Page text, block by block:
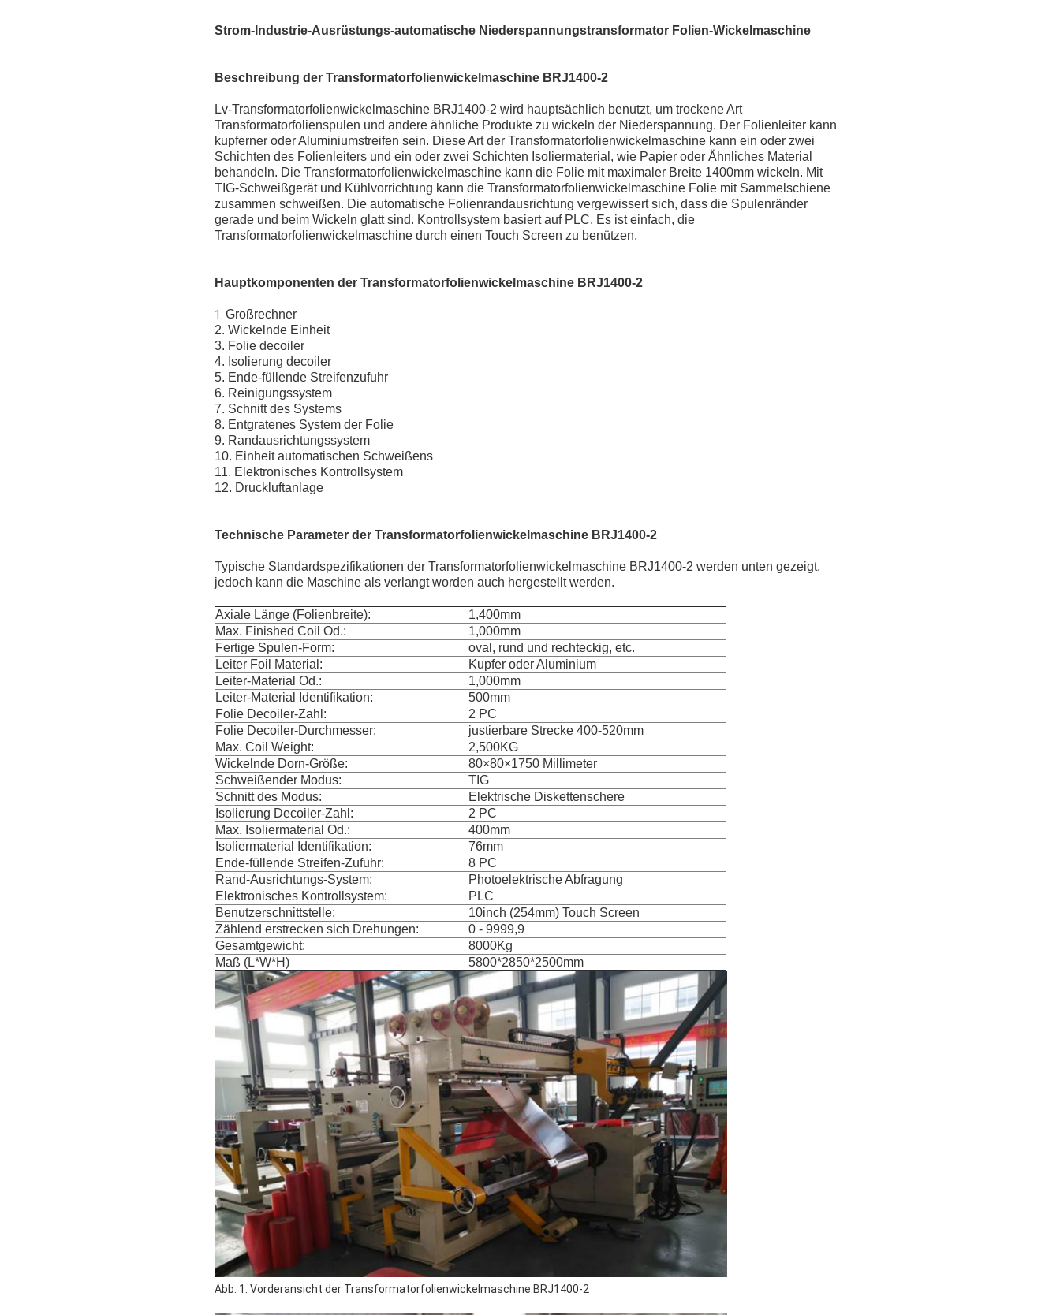
Strom-Industrie-Ausrüstungs-automatische Niederspannungstransformator Folien-Wickelmaschine
Beschreibung der Transformatorfolienwickelmaschine BRJ1400-2
Lv-Transformatorfolienwickelmaschine BRJ1400-2 wird hauptsächlich benutzt, um trockene Art
Transformatorfolienspulen und andere ähnliche Produkte zu wickeln der Niederspannung. Der Folienleiter kann
kupferner oder Aluminiumstreifen sein. Diese Art der Transformatorfolienwickelmaschine kann ein oder zwei
Schichten des Folienleiters und ein oder zwei Schichten Isoliermaterial, wie Papier oder Ähnliches Material
behandeln. Die Transformatorfolienwickelmaschine kann die Folie mit maximaler Breite 1400mm wickeln. Mit
TIG-Schweißgerät und Kühlvorrichtung kann die Transformatorfolienwickelmaschine Folie mit Sammelschiene
zusammen schweißen. Die automatische Folienrandausrichtung vergewissert sich, dass die Spulenränder
gerade und beim Wickeln glatt sind. Kontrollsystem basiert auf PLC. Es ist einfach, die
Transformatorfolienwickelmaschine durch einen Touch Screen zu benützen.
Hauptkomponenten der Transformatorfolienwickelmaschine BRJ1400-2
1. Großrechner
2. Wickelnde Einheit
3. Folie decoiler
4. Isolierung decoiler
5. Ende-füllende Streifenzufuhr
6. Reinigungssystem
7. Schnitt des Systems
8. Entgratenes System der Folie
9. Randausrichtungssystem
10. Einheit automatischen Schweißens
11. Elektronisches Kontrollsystem
12. Druckluftanlage
Technische Parameter der Transformatorfolienwickelmaschine BRJ1400-2
Typische Standardspezifikationen der Transformatorfolienwickelmaschine BRJ1400-2 werden unten gezeigt,
jedoch kann die Maschine als verlangt worden auch hergestellt werden.
Axiale Länge (Folienbreite):
1,400mm
Max. Finished Coil Od.:
1,000mm
Fertige Spulen-Form:
oval, rund und rechteckig, etc.
Leiter Foil Material:
Kupfer oder Aluminium
Leiter-Material Od.:
1,000mm
Leiter-Material Identifikation:
500mm
Folie Decoiler-Zahl:
2 PC
Folie Decoiler-Durchmesser:
justierbare Strecke 400-520mm
Max. Coil Weight:
2,500KG
Wickelnde Dorn-Größe:
80×80×1750 Millimeter
Schweißender Modus:
TIG
Schnitt des Modus:
Elektrische Diskettenschere
Isolierung Decoiler-Zahl:
2 PC
Max. Isoliermaterial Od.:
400mm
Isoliermaterial Identifikation:
76mm
Ende-füllende Streifen-Zufuhr:
8 PC
Rand-Ausrichtungs-System:
Photoelektrische Abfragung
Elektronisches Kontrollsystem:
PLC
Benutzerschnittstelle:
10inch (254mm) Touch Screen
Zählend erstrecken sich Drehungen:
0 - 9999,9
Gesamtgewicht:
8000Kg
Maß (L*W*H)
5800*2850*2500mm
Abb. 1: Vorderansicht der Transformatorfolienwickelmaschine BRJ1400-2